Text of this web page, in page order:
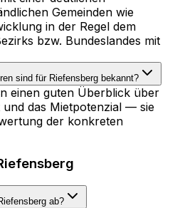
Gemeinden wie
in der Regel dem
bzw. Bundeslandes mit
sind für Riefensberg bekannt?
einen guten Überblick über
und das Mietpotenzial — sie
der konkreten
ab?